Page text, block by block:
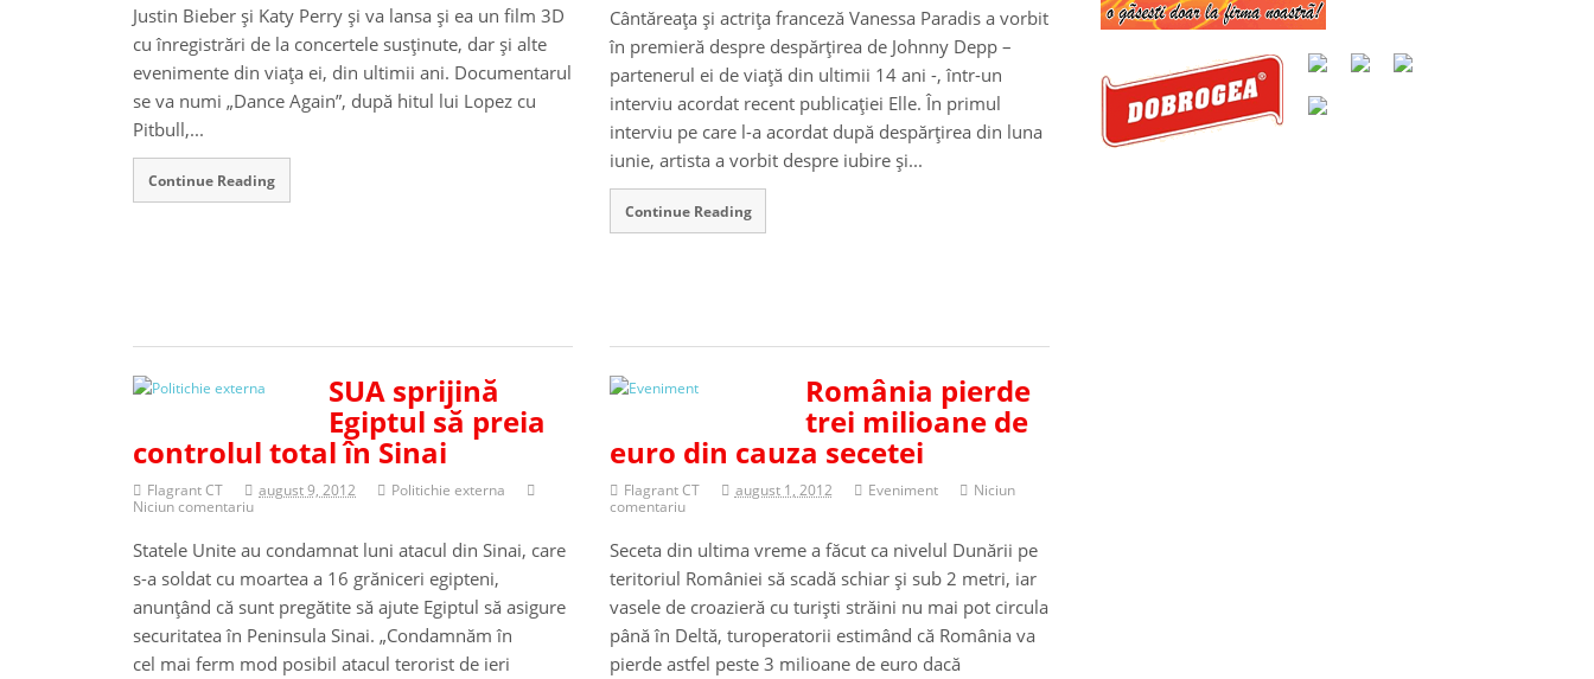
Justin Bieber şi Katy Perry şi va lansa şi ea un film 3D
cu înregistrări de la concertele susţinute, dar şi alte
evenimente din viaţa ei, din ultimii ani. Documentarul
se va numi „Dance Again”, după hitul lui Lopez cu
Pitbull,...
Continue Reading
Cântăreaţa şi actriţa franceză Vanessa Paradis a vorbit
în premieră despre despărţirea de Johnny Depp –
partenerul ei de viaţă din ultimii 14 ani -, într-un
interviu acordat recent publicaţiei Elle. În primul
interviu pe care l-a acordat după despărţirea din luna
iunie, artista a vorbit despre iubire şi...
Continue Reading
SUA sprijină
Egiptul să preia
controlul total în Sinai
Flagrant CT august 9, 2012
Politichie externa
Niciun comentariu
Statele Unite au condamnat luni atacul din Sinai, care
s-a soldat cu moartea a 16 grăniceri egipteni,
anunţând că sunt pregătite să ajute Egiptul să asigure
securitatea în Peninsula Sinai. „Condamnăm în
cel mai ferm mod posibil atacul terorist de ieri
România pierde
trei milioane de
euro din cauza secetei
Flagrant CT august 1, 2012 Eveniment
Niciun
comentariu
Seceta din ultima vreme a făcut ca nivelul Dunării pe
teritoriul României să scadă schiar şi sub 2 metri, iar
vasele de croazieră cu turişti străini nu mai pot circula
până în Deltă, turoperatorii estimând că România va
pierde astfel peste 3 milioane de euro dacă